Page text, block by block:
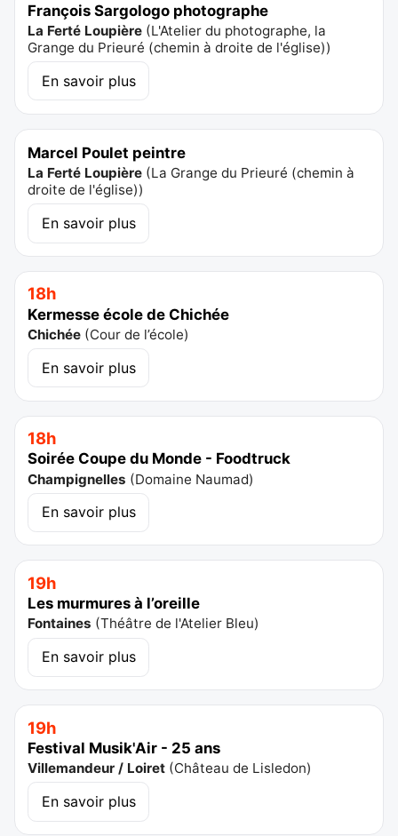
François Sargologo photographe
La Ferté Loupière (L'Atelier du photographe, la
Grange du Prieuré (chemin à droite de l'église))
En savoir plus
Marcel Poulet peintre
La Ferté Loupière (La Grange du Prieuré (chemin à
droite de l'église))
En savoir plus
18h
Kermesse école de Chichée
Chichée (Cour de l’école)
En savoir plus
18h
Soirée Coupe du Monde - Foodtruck
Champignelles (Domaine Naumad)
En savoir plus
19h
Les murmures à l’oreille
Fontaines (Théâtre de l'Atelier Bleu)
En savoir plus
19h
Festival Musik'Air - 25 ans
Villemandeur / Loiret (Château de Lisledon)
En savoir plus